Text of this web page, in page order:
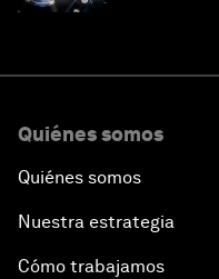
Quiénes somos
Quiénes somos
Nuestra estrategia
Cómo trabajamos